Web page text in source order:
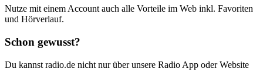
Nutze mit einem Account auch alle Vorteile im Web inkl. Favoriten
und Hörverlauf.
Schon gewusst?
Du kannst radio.de nicht nur über unsere Radio App oder Website